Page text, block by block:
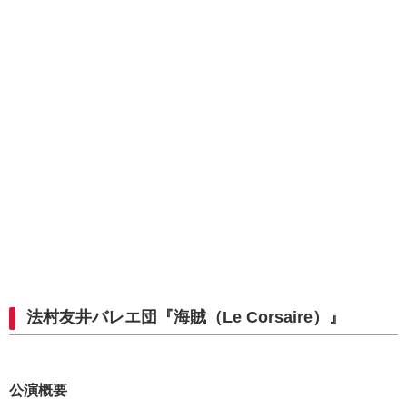
法村友井バレエ団『海賊（Le Corsaire）』
公演概要